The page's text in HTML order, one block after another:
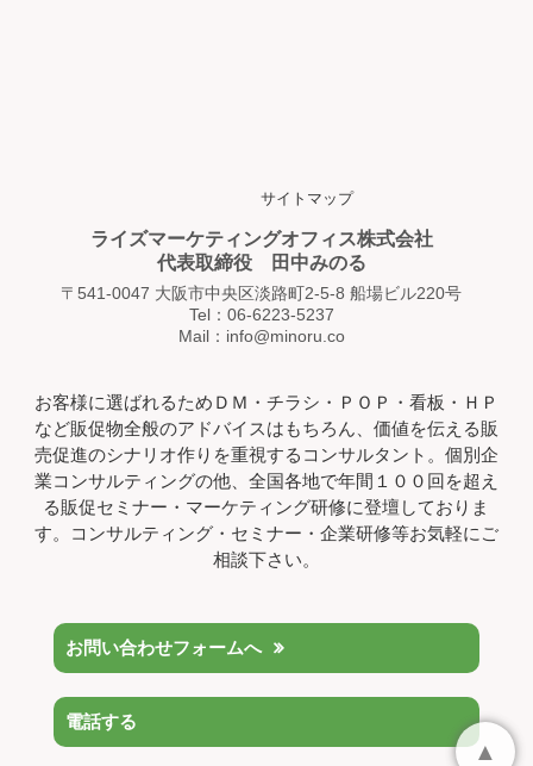
サイトマップ
ライズマーケティングオフィス株式会社
代表取締役 田中みのる
〒541-0047 大阪市中央区淡路町2-5-8 船場ビル220号
Tel：06-6223-5237
Mail：info@minoru.co
お客様に選ばれるためＤＭ・チラシ・ＰＯＰ・看板・ＨＰ
など販促物全般のアドバイスはもちろん、価値を伝える販
売促進のシナリオ作りを重視するコンサルタント。個別企
業コンサルティングの他、全国各地で年間１００回を超え
る販促セミナー・マーケティング研修に登壇しておりま
す。コンサルティング・セミナー・企業研修等お気軽にご
相談下さい。
お問い合わせフォームへ
電話する
▲